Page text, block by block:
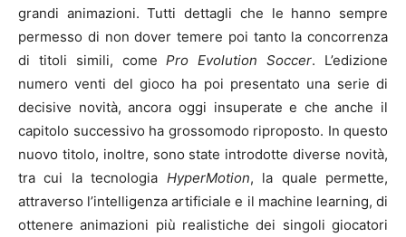
grandi animazioni. Tutti dettagli che le hanno sempre
permesso di non dover temere poi tanto la concorrenza
di titoli simili, comePro Evolution Soccer. L’edizione
numero venti del gioco ha poi presentato una serie di
decisive novità, ancora oggi insuperate e che anche il
capitolo successivo ha grossomodo riproposto. In questo
nuovo titolo, inoltre, sono state introdotte diverse novità,
tra cui la tecnologia HyperMotion, la quale permette,
attraverso l’intelligenza artificiale e il machine learning, di
ottenere animazioni più realistiche dei singoli giocatori